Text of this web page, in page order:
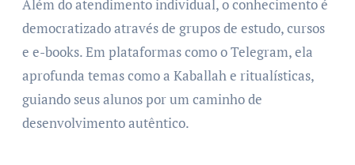
Além do atendimento individual, o conhecimento é
democratizado através de grupos de estudo, cursos
e e-books. Em plataformas como o Telegram, ela
aprofunda temas como a Kaballah e ritualísticas,
guiando seus alunos por um caminho de
desenvolvimento autêntico.